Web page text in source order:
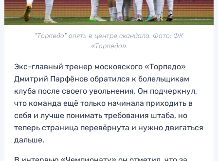
"Торпедо" опять в центре скандала. Фото: ФК
«Торпедо».
Экс-главный тренер московского «Торпедо»
Дмитрий Парфёнов обратился к болельщикам
клуба после своего увольнения. Он подчеркнул,
что команда ещё только начинала приходить в
себя и лучше понимать требования штаба, но
теперь страница перевёрнута и нужно двигаться
дальше.